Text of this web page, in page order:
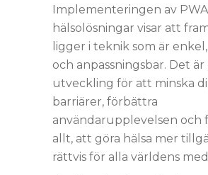
Implementeringen av PWA
hälsolösningar visar att
ligger i teknik som är
och anpassningsbar. Det
utveckling för att minska
barriärer, förbättra
användarupplevelsen och
allt, att göra hälsa mer
rättvis för alla världens